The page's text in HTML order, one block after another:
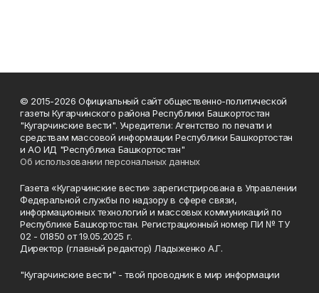
© 2015-2026 Официальный сайт общественно-политической
газеты Кугарчинского района Республики Башкортостан
"Кугарчинские вести". Учредители: Агентство по печати и
средствам массовой информации Республики Башкортостан
и АО ИД "Республика Башкортостан"
Об использовании персональных данных
Газета «Кугарчинские вести» зарегистрирована в Управлении
Федеральной службы по надзору в сфере связи,
информационных технологий и массовых коммуникаций по
Республике Башкортостан. Регистрационный номер ПИ № ТУ
02 - 01850 от 19.05.2025 г.
Директор (главный редактор) Ладыженко А.Г.
"Кугарчинские вести" - твой проводник в мир информации